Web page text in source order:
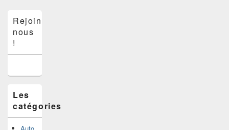
principale
de
widget
latérale
Rejoins-
nous
!
Les
catégories